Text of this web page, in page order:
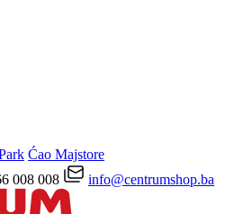
Ćao Majstore
008 008 info@centrumshop.ba